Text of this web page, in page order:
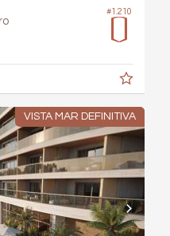
#1.210
VISTA MAR DEFINITIVA